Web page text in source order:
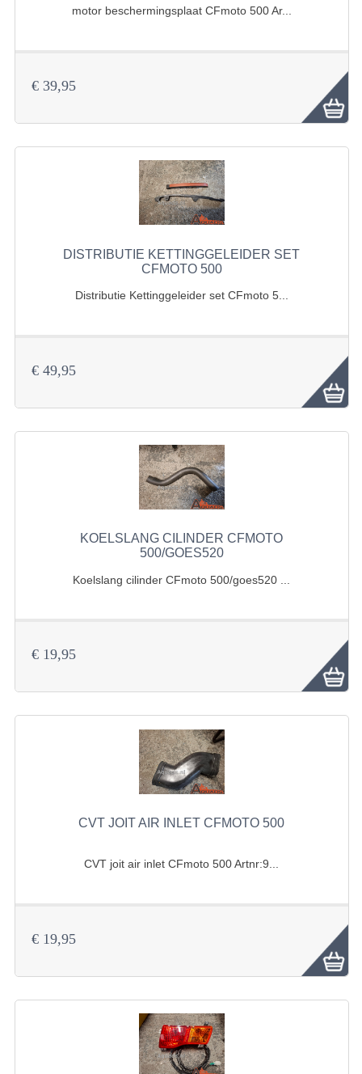
GEREEDSCHAP
BASHAN 400S
SHINERAY ONDERDELEN
ONDERHOUDS PRODUCTEN
SHINERAY 200STIIE-B
SHINERAY 250 STXE
KAPPEN EN FRAME
MOTOR ONDERDELEN
SCHOKBREKERS
STUUR INRICHTING
VERLICHTING
SHINERAY 300 STE
SHINERAY 300ST 5E
SHINERAY 350ST-2E
GEREEDSCHAP
KABELS
motor beschermingsplaat CFmoto 500 Ar...
€ 39,95
DISTRIBUTIE KETTINGGELEIDER SET
CFMOTO 500
Distributie Kettinggeleider set CFmoto 5...
€ 49,95
KOELSLANG CILINDER CFMOTO
500/GOES520
Koelslang cilinder CFmoto 500/goes520 ...
€ 19,95
CVT JOIT AIR INLET CFMOTO 500
CVT joit air inlet CFmoto 500 Artnr:9...
€ 19,95